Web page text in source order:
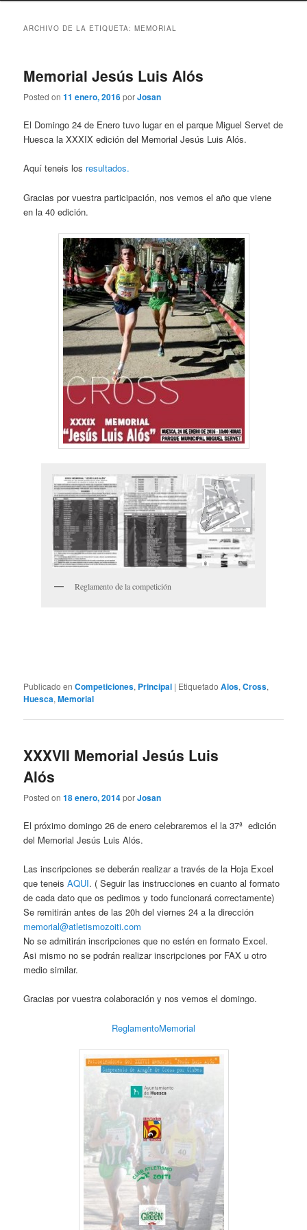
ARCHIVO DE LA ETIQUETA:MEMORIAL
Memorial Jesús Luis Alós
Posted on11 enero, 2016porJosan
El Domingo 24 de Enero tuvo lugar en el parque Miguel Servet de
Huesca la XXXIX edición del Memorial Jesús Luis Alós.
Aquí teneis los resultados.
Gracias por vuestra participación, nos vemos el año que viene
en la 40 edición.
Reglamento de la competición
Publicado en Competiciones, Principal | Etiquetado Alos,Cross,
Huesca,Memorial
XXXVII Memorial Jesús Luis
Alós
Posted on18 enero, 2014porJosan
El próximo domingo 26 de enero celebraremos el la 37ª edición
del Memorial Jesús Luis Alós.
Las inscripciones se deberán realizar a través de la Hoja Excel
que teneisAQUI. ( Seguir las instrucciones en cuanto al formato
de cada dato que os pedimos y todo funcionará correctamente)
Se remitirán antes de las 20h del viernes 24 a la dirección
memorial@atletismozoiti.com
No se admitirán inscripciones que no estén en formato Excel.
Asi mismo no se podrán realizar inscripciones por FAX u otro
medio similar.
Gracias por vuestra colaboración y nos vemos el domingo.
ReglamentoMemorial